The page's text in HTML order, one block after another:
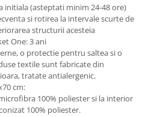
initiala (asteptati minim 24-48 ore)
si rotirea la intervale scurte de
structurii acesteia
One: 3 ani
o protectie pentru saltea si o
textile sunt fabricate din
tratate antialergenic.
cm:
100% poliester si la interior
100% poliester.